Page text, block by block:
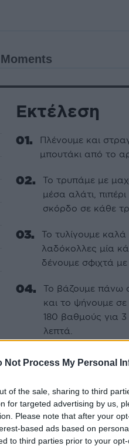
Not Process My Personal
of the sale, sharing to third
for targeted advertising by us,
Please note that after your
based ads based on
to third parties prior to your
Εκτέλεση
Πλένουμε και
μπουτάκι από το
Το τρυπάμε με
μέσα αλάτι,
σκόρδο σε κάθε
Το τυλίγουμε καλά
λαδόκολλες μία
δένουμε σφιχτά
Το βάζουμε πάνω
και το ψήνουμε
180 βαθμούς για
λεπτά.
Προσέχουμε στο
πακέτου για να μη